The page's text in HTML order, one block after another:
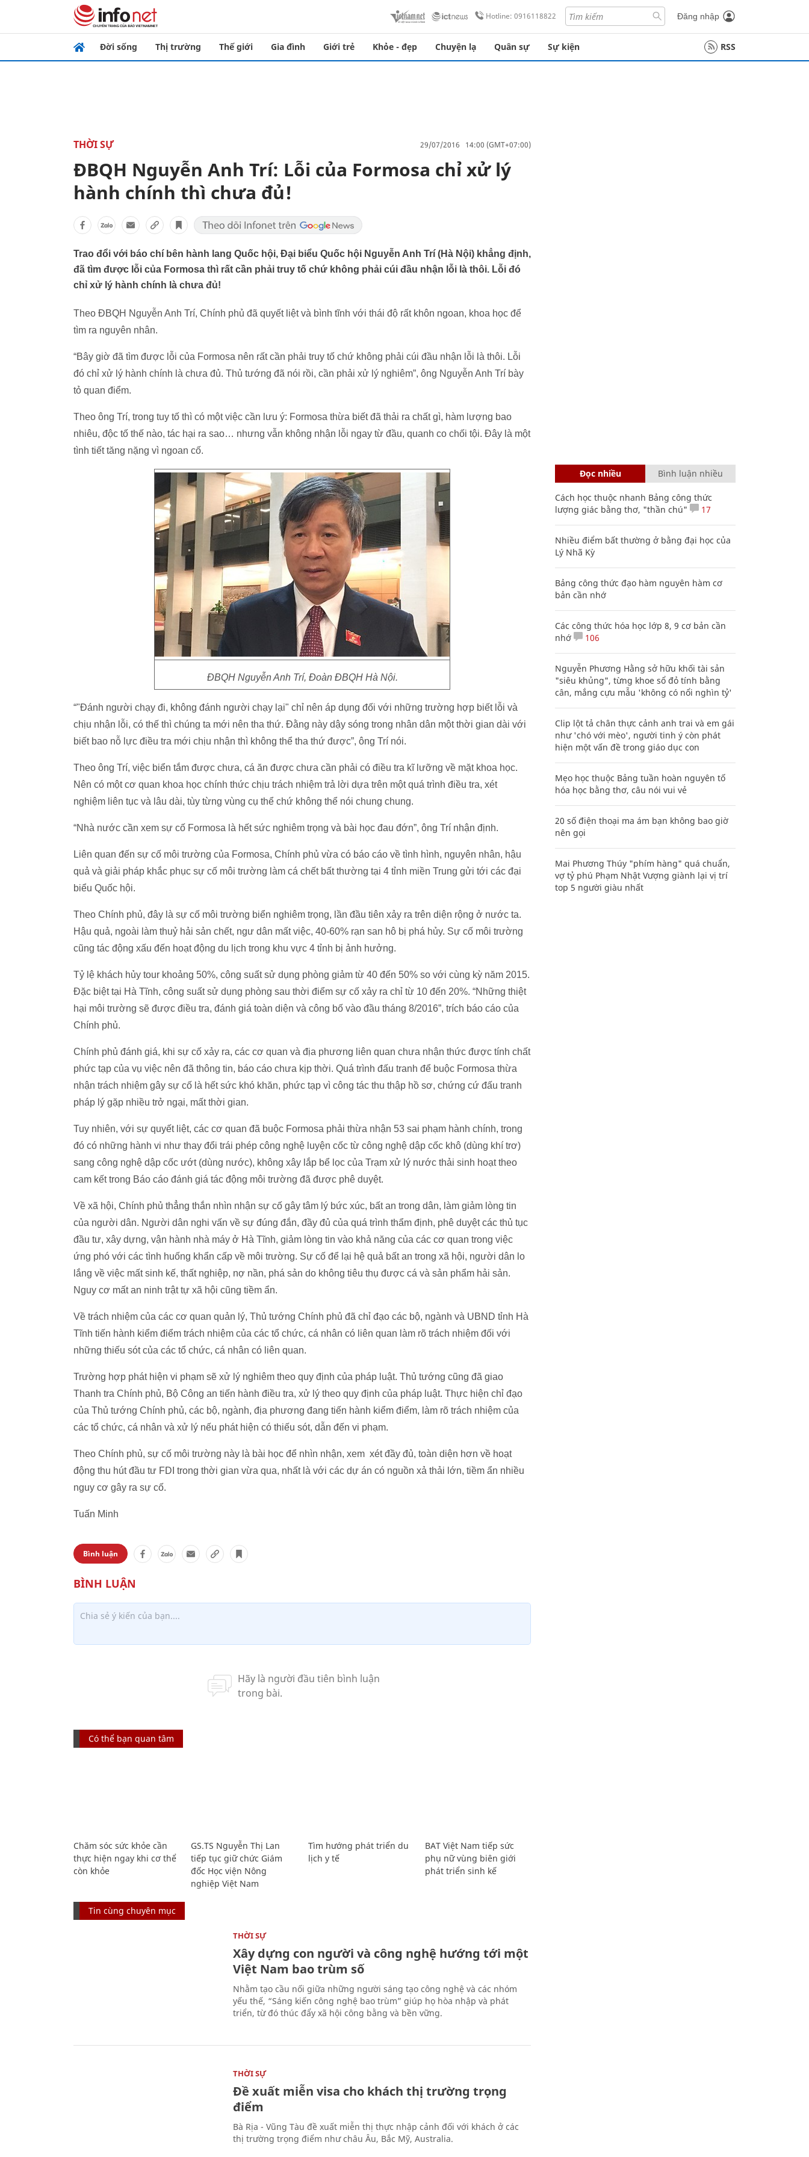
Hotline: 0916118822 Đăng nhập
Đời sống Thị trường Thế giới Gia đình Giới trẻ Khỏe - đẹp Chuyện lạ Quân sự Sự kiện RSS
THỜI SỰ 29/07/2016 14:00 (GMT+07:00)
ĐBQH Nguyễn Anh Trí: Lỗi của Formosa chỉ xử lý
hành chính thì chưa đủ!
Trao đổi với báo chí bên hành lang Quốc hội, Đại biểu Quốc hội Nguyễn Anh Trí (Hà Nội) khẳng định,
đã tìm được lỗi của Formosa thì rất cần phải truy tố chứ không phải cúi đầu nhận lỗi là thôi. Lỗi đó
chỉ xử lý hành chính là chưa đủ!
Theo ĐBQH Nguyễn Anh Trí, Chính phủ đã quyết liệt và bình tĩnh với thái độ rất khôn ngoan, khoa học để
tìm ra nguyên nhân.
“Bây giờ đã tìm được lỗi của Formosa nên rất cần phải truy tố chứ không phải cúi đầu nhận lỗi là thôi. Lỗi
đó chỉ xử lý hành chính là chưa đủ. Thủ tướng đã nói rồi, cần phải xử lý nghiêm”, ông Nguyễn Anh Trí bày
tỏ quan điểm.
Theo ông Trí, trong tuy tố thì có một việc cần lưu ý: Formosa thừa biết đã thải ra chất gì, hàm lượng bao
nhiêu, độc tố thế nào, tác hại ra sao… nhưng vẫn không nhận lỗi ngay từ đầu, quanh co chối tội. Đây là một
tình tiết tăng nặng vì ngoan cố.
ĐBQH Nguyễn Anh Trí, Đoàn ĐBQH Hà Nội.
“"Đánh người chạy đi, không đánh người chạy lại" chỉ nên áp dụng đối với những trường hợp biết lỗi và
chịu nhận lỗi, có thế thì chúng ta mới nên tha thứ. Đằng này dậy sóng trong nhân dân một thời gian dài với
biết bao nỗ lực điều tra mới chịu nhận thì không thể tha thứ được”, ông Trí nói.
Theo ông Trí, việc biển tắm được chưa, cá ăn được chưa cần phải có điều tra kĩ lưỡng về mặt khoa học.
Nên có một cơ quan khoa học chính thức chịu trách nhiệm trả lời dựa trên một quá trình điều tra, xét
nghiệm liên tục và lâu dài, tùy từng vùng cụ thể chứ không thể nói chung chung.
“Nhà nước cần xem sự cố Formosa là hết sức nghiêm trọng và bài học đau đớn”, ông Trí nhận định.
Liên quan đến sự cố môi trường của Formosa, Chính phủ vừa có báo cáo về tình hình, nguyên nhân, hậu
quả và giải pháp khắc phục sự cố môi trường làm cá chết bất thường tại 4 tỉnh miền Trung gửi tới các đại
biểu Quốc hội.
Theo Chính phủ, đây là sự cố môi trường biển nghiêm trọng, lần đầu tiên xảy ra trên diện rộng ở nước ta.
Hậu quả, ngoài làm thuỷ hải sản chết, ngư dân mất việc, 40-60% rạn san hô bị phá hủy. Sự cố môi trường
cũng tác động xấu đến hoạt động du lịch trong khu vực 4 tỉnh bị ảnh hưởng.
Tỷ lệ khách hủy tour khoảng 50%, công suất sử dụng phòng giảm từ 40 đến 50% so với cùng kỳ năm 2015.
Đặc biệt tại Hà Tĩnh, công suất sử dụng phòng sau thời điểm sự cố xảy ra chỉ từ 10 đến 20%. “Những thiệt
hại môi trường sẽ được điều tra, đánh giá toàn diện và công bố vào đầu tháng 8/2016”, trích báo cáo của
Chính phủ.
Chính phủ đánh giá, khi sự cố xảy ra, các cơ quan và địa phương liên quan chưa nhận thức được tính chất
phức tạp của vụ việc nên đã thông tin, báo cáo chưa kịp thời. Quá trình đấu tranh để buộc Formosa thừa
nhận trách nhiệm gây sự cố là hết sức khó khăn, phức tạp vì công tác thu thập hồ sơ, chứng cứ đấu tranh
pháp lý gặp nhiều trở ngại, mất thời gian.
Tuy nhiên, với sự quyết liệt, các cơ quan đã buộc Formosa phải thừa nhận 53 sai phạm hành chính, trong
đó có những hành vi như thay đổi trái phép công nghệ luyện cốc từ công nghệ dập cốc khô (dùng khí trơ)
sang công nghệ dập cốc ướt (dùng nước), không xây lắp bể lọc của Trạm xử lý nước thải sinh hoạt theo
cam kết trong Báo cáo đánh giá tác động môi trường đã được phê duyệt.
Về xã hội, Chính phủ thẳng thắn nhìn nhận sự cố gây tâm lý bức xúc, bất an trong dân, làm giảm lòng tin
của người dân. Người dân nghi vấn về sự đúng đắn, đầy đủ của quá trình thẩm định, phê duyệt các thủ tục
đầu tư, xây dựng, vận hành nhà máy ở Hà Tĩnh, giảm lòng tin vào khả năng của các cơ quan trong việc
ứng phó với các tình huống khẩn cấp về môi trường. Sự cố để lại hệ quả bất an trong xã hội, người dân lo
lắng về việc mất sinh kế, thất nghiệp, nợ nần, phá sản do không tiêu thụ được cá và sản phẩm hải sản.
Nguy cơ mất an ninh trật tự xã hội cũng tiềm ẩn.
Về trách nhiệm của các cơ quan quản lý, Thủ tướng Chính phủ đã chỉ đạo các bộ, ngành và UBND tỉnh Hà
Tĩnh tiến hành kiểm điểm trách nhiệm của các tổ chức, cá nhân có liên quan làm rõ trách nhiệm đối với
những thiếu sót của các tổ chức, cá nhân có liên quan.
Trường hợp phát hiện vi phạm sẽ xử lý nghiêm theo quy định của pháp luật. Thủ tướng cũng đã giao
Thanh tra Chính phủ, Bộ Công an tiến hành điều tra, xử lý theo quy định của pháp luật. Thực hiện chỉ đạo
của Thủ tướng Chính phủ, các bộ, ngành, địa phương đang tiến hành kiểm điểm, làm rõ trách nhiệm của
các tổ chức, cá nhân và xử lý nếu phát hiện có thiếu sót, dẫn đến vi phạm.
Theo Chính phủ, sự cố môi trường này là bài học để nhìn nhận, xem xét đầy đủ, toàn diện hơn về hoạt
động thu hút đầu tư FDI trong thời gian vừa qua, nhất là với các dự án có nguồn xả thải lớn, tiềm ẩn nhiều
nguy cơ gây ra sự cố.
Tuấn Minh
Bình luận
Có thể bạn quan tâm
Chăm sóc sức khỏe cần
thực hiện ngay khi cơ thể
còn khỏe
GS.TS Nguyễn Thị Lan
tiếp tục giữ chức Giám
đốc Học viện Nông
nghiệp Việt Nam
Tìm hướng phát triển du
lịch y tế
BAT Việt Nam tiếp sức
phụ nữ vùng biên giới
phát triển sinh kế
Tin cùng chuyên mục
THỜI SỰ
Xây dựng con người và công nghệ hướng tới một
Việt Nam bao trùm số
Nhằm tạo cầu nối giữa những người sáng tạo công nghệ và các nhóm
yếu thế, “Sáng kiến công nghệ bao trùm” giúp họ hòa nhập và phát
triển, từ đó thúc đẩy xã hội công bằng và bền vững.
THỜI SỰ
Đề xuất miễn visa cho khách thị trường trọng
điểm
Bà Rịa - Vũng Tàu đề xuất miễn thị thực nhập cảnh đối với khách ở các
thị trường trọng điểm như châu Âu, Bắc Mỹ, Australia.
Đọc nhiều Bình luận nhiều
Cách học thuộc nhanh Bảng công thức
lượng giác bằng thơ, "thần chú"
17
Nhiều điểm bất thường ở bằng đại học của
Lý Nhã Kỳ
Bảng công thức đạo hàm nguyên hàm cơ
bản cần nhớ
Các công thức hóa học lớp 8, 9 cơ bản cần
nhớ
106
Nguyễn Phương Hằng sở hữu khối tài sản
"siêu khủng", từng khoe sổ đỏ tính bằng
cân, mắng cựu mẫu 'không có nổi nghìn tỷ'
Clip lột tả chân thực cảnh anh trai và em gái
như 'chó với mèo', người tinh ý còn phát
hiện một vấn đề trong giáo dục con
Mẹo học thuộc Bảng tuần hoàn nguyên tố
hóa học bằng thơ, câu nói vui vẻ
20 số điện thoại ma ám bạn không bao giờ
nên gọi
Mai Phương Thúy "phím hàng" quá chuẩn,
vợ tỷ phú Phạm Nhật Vượng giành lại vị trí
top 5 người giàu nhất